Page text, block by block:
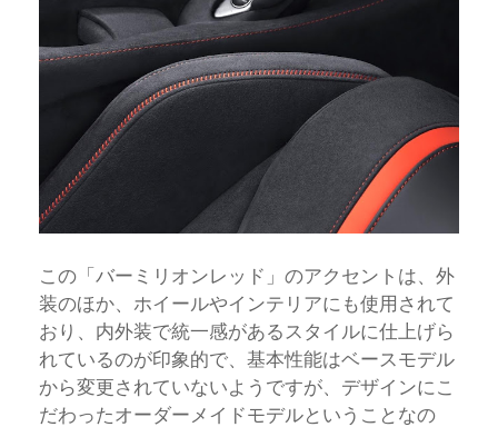
この「バーミリオンレッド」のアクセントは、外
装のほか、ホイールやインテリアにも使用されて
おり、内外装で統一感があるスタイルに仕上げら
れているのが印象的で、基本性能はベースモデル
から変更されていないようですが、デザインにこ
だわったオーダーメイドモデルということなの